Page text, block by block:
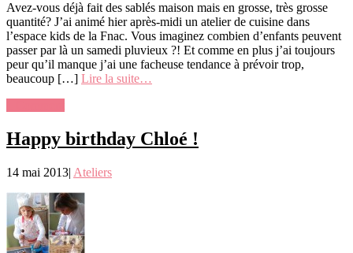
Avez-vous déjà fait des sablés maison mais en grosse, très grosse
quantité? J’ai animé hier après-midi un atelier de cuisine dans
l’espace kids de la Fnac. Vous imaginez combien d’enfants peuvent
passer par là un samedi pluvieux ?! Et comme en plus j’ai toujours
peur qu’il manque j’ai une facheuse tendance à prévoir trop,
beaucoup […] Lire la suite…
Happy birthday Chloé !
14 mai 2013| Ateliers